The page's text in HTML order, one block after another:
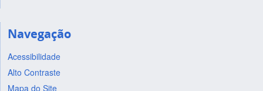
Navegação
Acessibilidade
Alto Contraste
Mapa do Site